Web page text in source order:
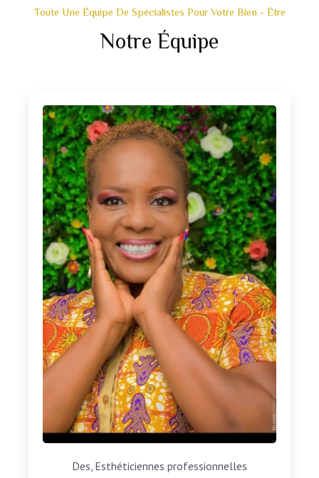
Toute Une Équipe De Spécialistes Pour Votre Bien - Être
Notre Équipe
Des, Esthéticiennes professionnelles